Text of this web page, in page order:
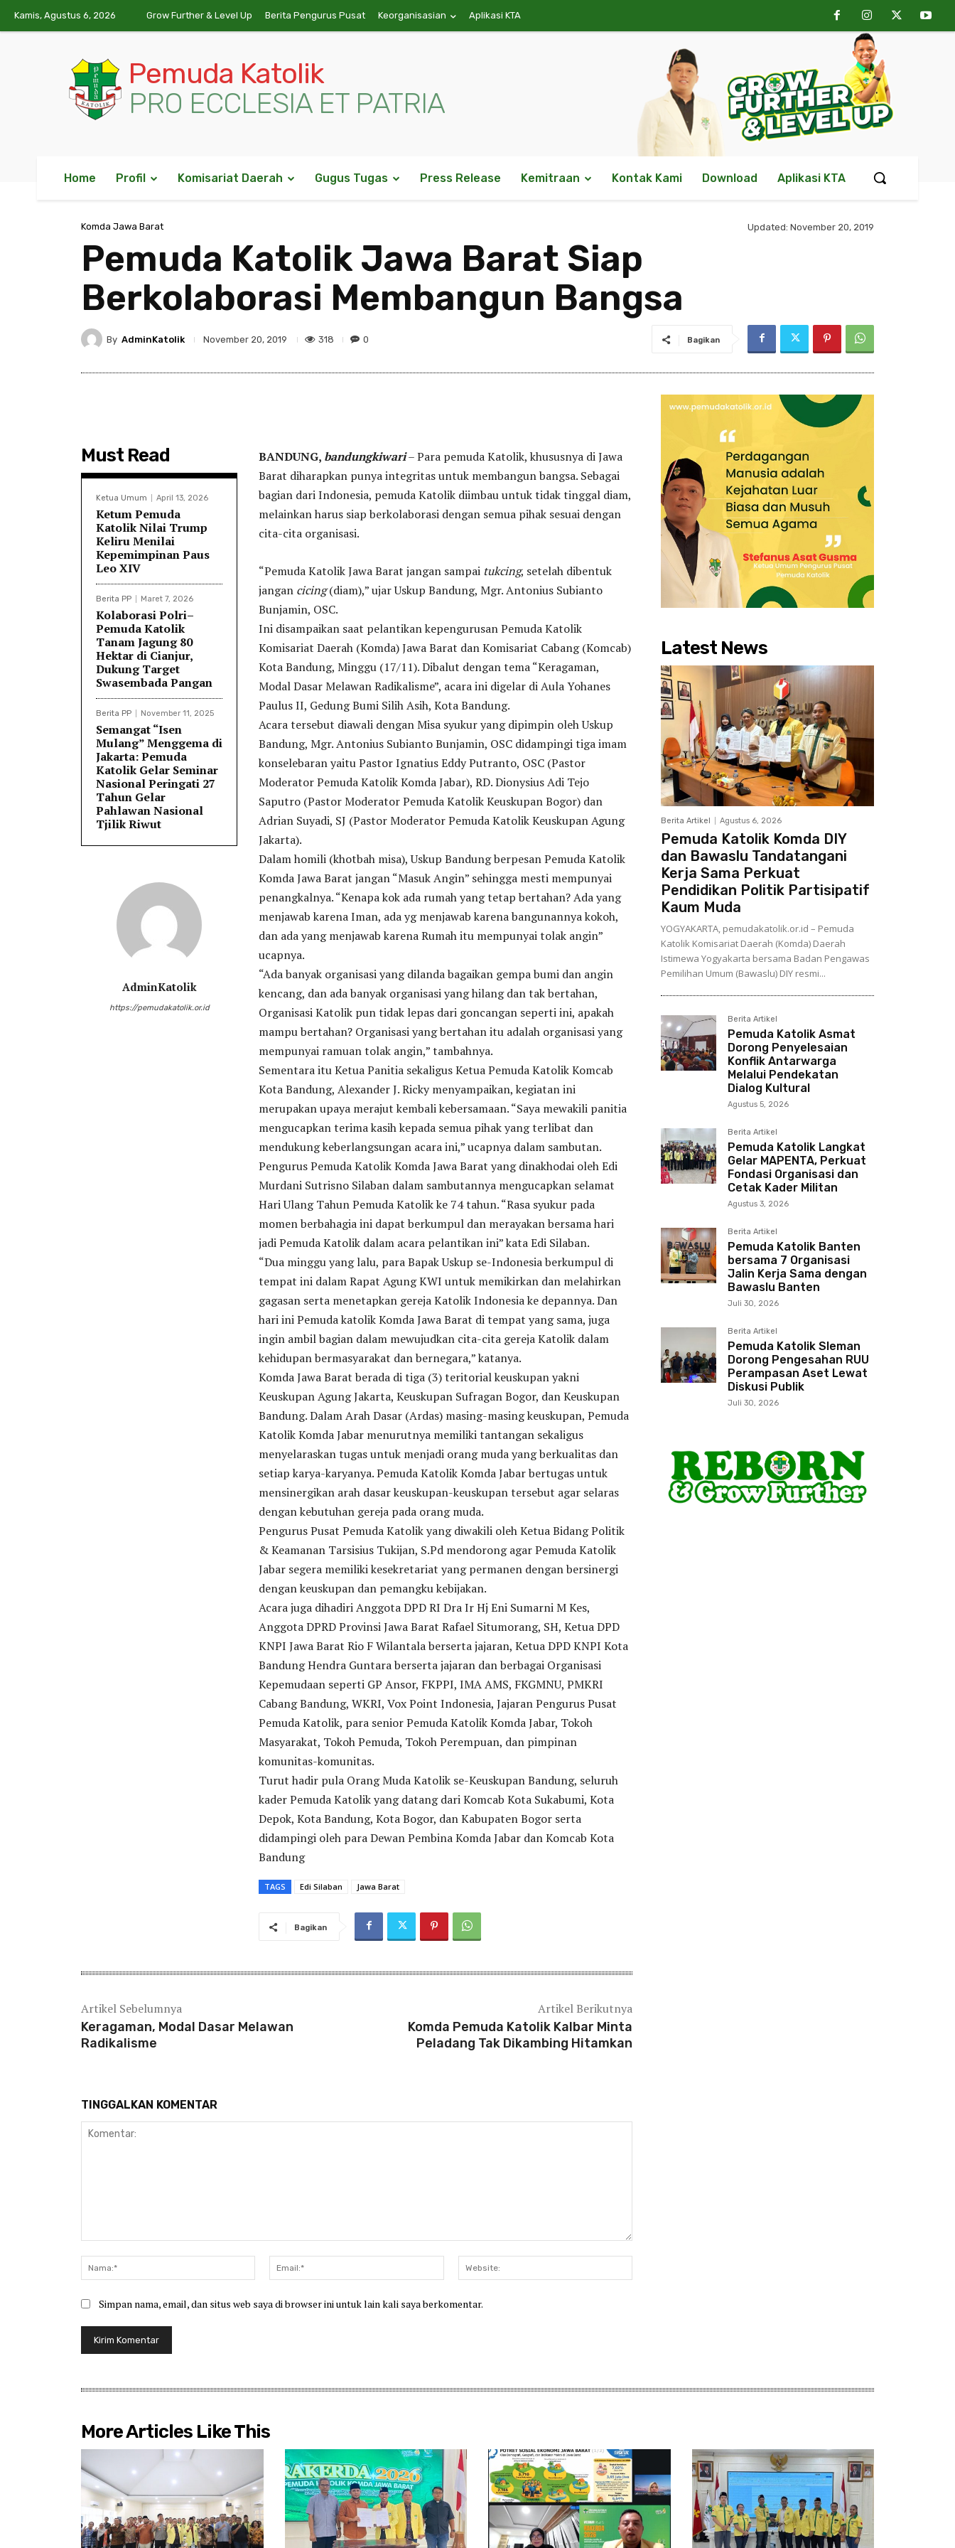
Kamis, Agustus 6, 2026 Grow Further & Level Up Berita Pengurus Pusat Keorganisasian Aplikasi KTA
Pemuda Katolik
PRO ECCLESIA ET PATRIA
Home Profil Komisariat Daerah Gugus Tugas Press Release Kemitraan Kontak Kami Download Aplikasi KTA
Komda Jawa Barat Updated: November 20, 2019
Pemuda Katolik Jawa Barat Siap
Berkolaborasi Membangun Bangsa
By AdminKatolik November 20, 2019 318 0 Bagikan
Must Read
Ketua Umum April 13, 2026
Ketum Pemuda
Katolik Nilai Trump
Keliru Menilai
Kepemimpinan Paus
Leo XIV
Berita PP Maret 7, 2026
Kolaborasi Polri–
Pemuda Katolik
Tanam Jagung 80
Hektar di Cianjur,
Dukung Target
Swasembada Pangan
Berita PP November 11, 2025
Semangat “Isen
Mulang” Menggema di
Jakarta: Pemuda
Katolik Gelar Seminar
Nasional Peringati 27
Tahun Gelar
Pahlawan Nasional
Tjilik Riwut
AdminKatolik
https://pemudakatolik.or.id
BANDUNG, bandungkiwari– Para pemuda Katolik, khususnya di Jawa
Barat diharapkan punya integritas untuk membangun bangsa. Sebagai
bagian dari Indonesia, pemuda Katolik diimbau untuk tidak tinggal diam,
melainkan harus siap berkolaborasi dengan semua pihak sesuai dengan
cita-cita organisasi.
“Pemuda Katolik Jawa Barat jangan sampai tukcing, setelah dibentuk
jangan cicing(diam),” ujar Uskup Bandung, Mgr. Antonius Subianto
Bunjamin, OSC.
Ini disampaikan saat pelantikan kepengurusan Pemuda Katolik
Komisariat Daerah (Komda) Jawa Barat dan Komisariat Cabang (Komcab)
Kota Bandung, Minggu (17/11). Dibalut dengan tema “Keragaman,
Modal Dasar Melawan Radikalisme”, acara ini digelar di Aula Yohanes
Paulus II, Gedung Bumi Silih Asih, Kota Bandung.
Acara tersebut diawali dengan Misa syukur yang dipimpin oleh Uskup
Bandung, Mgr. Antonius Subianto Bunjamin, OSC didampingi tiga imam
konselebaran yaitu Pastor Ignatius Eddy Putranto, OSC (Pastor
Moderator Pemuda Katolik Komda Jabar), RD. Dionysius Adi Tejo
Saputro (Pastor Moderator Pemuda Katolik Keuskupan Bogor) dan
Adrian Suyadi, SJ (Pastor Moderator Pemuda Katolik Keuskupan Agung
Jakarta).
Dalam homili (khotbah misa), Uskup Bandung berpesan Pemuda Katolik
Komda Jawa Barat jangan “Masuk Angin” sehingga mesti mempunyai
penangkalnya. “Kenapa kok ada rumah yang tetap bertahan? Ada yang
menjawab karena Iman, ada yg menjawab karena bangunannya kokoh,
dan ada yang menjawab karena Rumah itu mempunyai tolak angin”
ucapnya.
“Ada banyak organisasi yang dilanda bagaikan gempa bumi dan angin
kencang, dan ada banyak organisasi yang hilang dan tak bertahan,
Organisasi Katolik pun tidak lepas dari goncangan seperti ini, apakah
mampu bertahan? Organisasi yang bertahan itu adalah organisasi yang
mempunyai ramuan tolak angin,” tambahnya.
Sementara itu Ketua Panitia sekaligus Ketua Pemuda Katolik Komcab
Kota Bandung, Alexander J. Ricky menyampaikan, kegiatan ini
merupakan upaya merajut kembali kebersamaan. “Saya mewakili panitia
mengucapkan terima kasih kepada semua pihak yang terlibat dan
mendukung keberlangsungan acara ini,” ucapnya dalam sambutan.
Pengurus Pemuda Katolik Komda Jawa Barat yang dinakhodai oleh Edi
Murdani Sutrisno Silaban dalam sambutannya mengucapkan selamat
Hari Ulang Tahun Pemuda Katolik ke 74 tahun. “Rasa syukur pada
momen berbahagia ini dapat berkumpul dan merayakan bersama hari
jadi Pemuda Katolik dalam acara pelantikan ini” kata Edi Silaban.
“Dua minggu yang lalu, para Bapak Uskup se-Indonesia berkumpul di
tempat ini dalam Rapat Agung KWI untuk memikirkan dan melahirkan
gagasan serta menetapkan gereja Katolik Indonesia ke depannya. Dan
hari ini Pemuda katolik Komda Jawa Barat di tempat yang sama, juga
ingin ambil bagian dalam mewujudkan cita-cita gereja Katolik dalam
kehidupan bermasyarakat dan bernegara,” katanya.
Komda Jawa Barat berada di tiga (3) teritorial keuskupan yakni
Keuskupan Agung Jakarta, Keuskupan Sufragan Bogor, dan Keuskupan
Bandung. Dalam Arah Dasar (Ardas) masing-masing keuskupan, Pemuda
Katolik Komda Jabar menurutnya memiliki tantangan sekaligus
menyelaraskan tugas untuk menjadi orang muda yang berkualitas dan
setiap karya-karyanya. Pemuda Katolik Komda Jabar bertugas untuk
mensinergikan arah dasar keuskupan-keuskupan tersebut agar selaras
dengan kebutuhan gereja pada orang muda.
Pengurus Pusat Pemuda Katolik yang diwakili oleh Ketua Bidang Politik
& Keamanan Tarsisius Tukijan, S.Pd mendorong agar Pemuda Katolik
Jabar segera memiliki kesekretariat yang permanen dengan bersinergi
dengan keuskupan dan pemangku kebijakan.
Acara juga dihadiri Anggota DPD RI Dra Ir Hj Eni Sumarni M Kes,
Anggota DPRD Provinsi Jawa Barat Rafael Situmorang, SH, Ketua DPD
KNPI Jawa Barat Rio F Wilantala berserta jajaran, Ketua DPD KNPI Kota
Bandung Hendra Guntara berserta jajaran dan berbagai Organisasi
Kepemudaan seperti GP Ansor, FKPPI, IMA AMS, FKGMNU, PMKRI
Cabang Bandung, WKRI, Vox Point Indonesia, Jajaran Pengurus Pusat
Pemuda Katolik, para senior Pemuda Katolik Komda Jabar, Tokoh
Masyarakat, Tokoh Pemuda, Tokoh Perempuan, dan pimpinan
komunitas-komunitas.
Turut hadir pula Orang Muda Katolik se-Keuskupan Bandung, seluruh
kader Pemuda Katolik yang datang dari Komcab Kota Sukabumi, Kota
Depok, Kota Bandung, Kota Bogor, dan Kabupaten Bogor serta
didampingi oleh para Dewan Pembina Komda Jabar dan Komcab Kota
Bandung
TAGS Edi Silaban Jawa Barat
Bagikan
Artikel Sebelumnya
Keragaman, Modal Dasar Melawan
Radikalisme
Artikel Berikutnya
Komda Pemuda Katolik Kalbar Minta
Peladang Tak Dikambing Hitamkan
TINGGALKAN KOMENTAR
Nama:*
Email:*
Simpan nama, email, dan situs web saya di browser ini untuk lain kali saya berkomentar.
Latest News
Berita Artikel Agustus 6, 2026
Pemuda Katolik Komda DIY
dan Bawaslu Tandatangani
Kerja Sama Perkuat
Pendidikan Politik Partisipatif
Kaum Muda
YOGYAKARTA, pemudakatolik.or.id – Pemuda
Katolik Komisariat Daerah (Komda) Daerah
Istimewa Yogyakarta bersama Badan Pengawas
Pemilihan Umum (Bawaslu) DIY resmi...
Berita Artikel
Pemuda Katolik Asmat
Dorong Penyelesaian
Konflik Antarwarga
Melalui Pendekatan
Dialog Kultural
Agustus 5, 2026
Berita Artikel
Pemuda Katolik Langkat
Gelar MAPENTA, Perkuat
Fondasi Organisasi dan
Cetak Kader Militan
Agustus 3, 2026
Berita Artikel
Pemuda Katolik Banten
bersama 7 Organisasi
Jalin Kerja Sama dengan
Bawaslu Banten
Juli 30, 2026
Berita Artikel
Pemuda Katolik Sleman
Dorong Pengesahan RUU
Perampasan Aset Lewat
Diskusi Publik
Juli 30, 2026
More Articles Like This